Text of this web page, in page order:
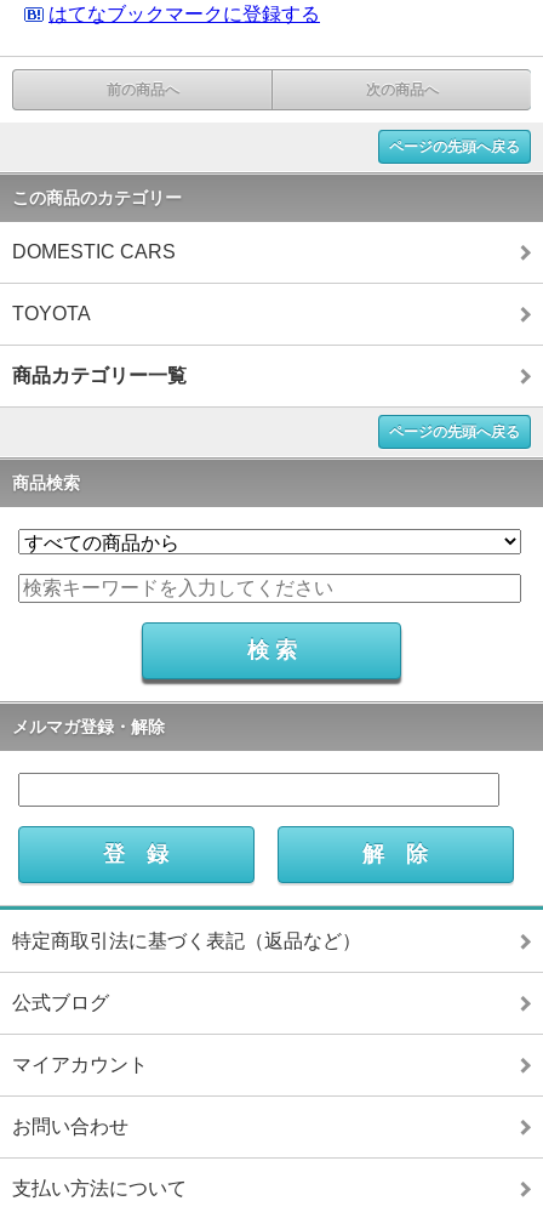
はてなブックマークに登録する
前の商品へ 次の商品へ
ページの先頭へ戻る
この商品のカテゴリー
DOMESTIC CARS
TOYOTA
商品カテゴリー一覧
ページの先頭へ戻る
商品検索
メルマガ登録・解除
特定商取引法に基づく表記（返品など）
公式ブログ
マイアカウント
お問い合わせ
支払い方法について